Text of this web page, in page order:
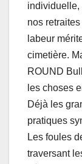
individuelle,
nos
labeur
cimetière.
ROUND
les choses
Déjà les
pratiques
Les foules
traversant